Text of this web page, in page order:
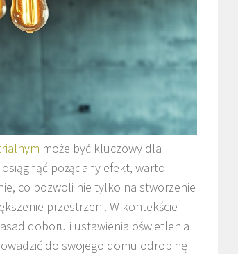
może być kluczowy dla
pożądany efekt, warto
co pozwoli nie tylko na stworzenie
przestrzeni. W kontekście
doboru i ustawienia oświetlenia
do swojego domu odrobinę